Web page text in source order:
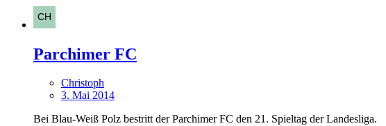
Parchimer FC
Christoph
3. Mai 2014
Bei Blau-Weiß Polz bestritt der Parchimer FC den 21. Spieltag der Landesliga.